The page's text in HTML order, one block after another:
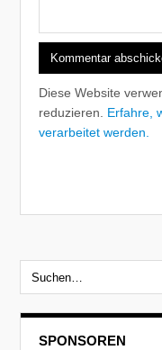
Diese Website
reduzieren. Erfahre,
verarbeitet werden.
SPONSOREN